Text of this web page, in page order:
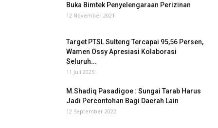
Buka Bimtek Penyelengaraan Perizinan
12 November 2021
Target PTSL Sulteng Tercapai 95,56 Persen,
Wamen Ossy Apresiasi Kolaborasi
Seluruh...
11 Juli 2025
M.Shadiq Pasadigoe : Sungai Tarab Harus
Jadi Percontohan Bagi Daerah Lain
12 September 2022